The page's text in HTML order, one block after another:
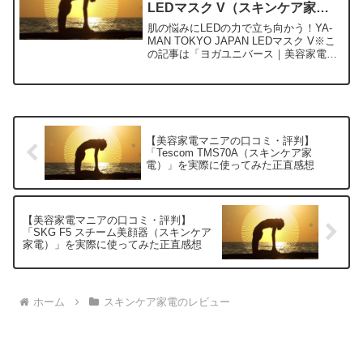
LEDマスク V（スキンケア家
電）」を実際に使ってみた正直感
想
肌の悩みにLEDの力で立ち向かう！YA-
MAN TOKYO JAPAN LEDマスク V※こ
の記事は「ヨガユニバース｜美容家電マ
【美容家電マニアの口コミ・評判】
「Tescom TMS70A（スキンケア家
電）」を実際に使ってみた正直感想
【美容家電マニアの口コミ・評判】
「SKG F5 スチーム美顔器（スキンケア
家電）」を実際に使ってみた正直感想
ホーム スキンケア家電のレビュー